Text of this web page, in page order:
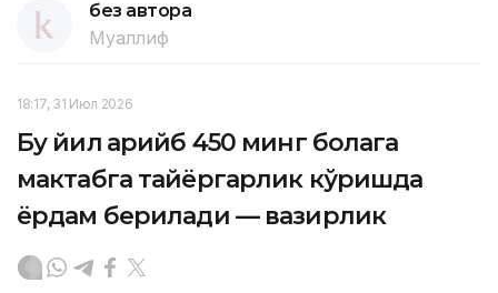
без автора
Муаллиф
18:17, 31 Июл 2026
Бу йил қарийб 450 минг болага
мактабга тайёргарлик кўришда
ёрдам берилади — вазирлик